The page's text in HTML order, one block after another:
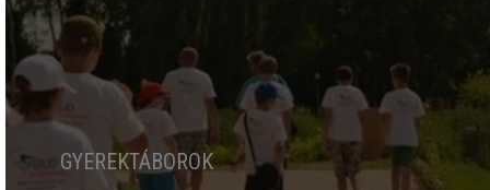
GYEREKTÁBOROK